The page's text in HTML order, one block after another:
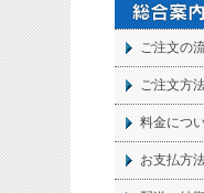
ご注文の
ご注文方
料金につ
お支払方